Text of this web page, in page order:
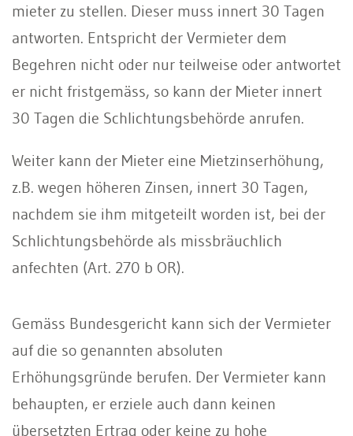
mieter zu stellen. Dieser muss innert 30 Tagen
antworten. Ent­spricht der Vermieter dem
Begehren nicht oder nur teilweise oder ant­wortet
er nicht fristgemäss, so kann der Mieter innert
30 Tagen die Schlichtungsbehörde anrufen.
Weiter kann der Mieter eine Mietzinserhöhung,
z.B. wegen höheren Zinsen, innert 30 Tagen,
nachdem sie ihm mitgeteilt worden ist, bei der
Schlichtungsbehörde als miss­bräuchlich
anfechten (Art. 270 b OR).
Gemäss Bundesgericht kann sich der Vermieter
auf die so genannten absoluten
Erhöhungsgründe berufen. Der Vermieter kann
behaupten, er erziele auch dann keinen
übersetzten Ertrag oder keine zu hohe